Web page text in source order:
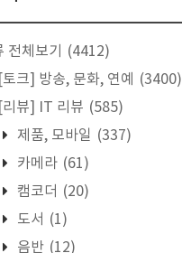
전체보기
(4412)
[토크] 방송, 문화, 연예
(3400)
[리뷰] IT 리뷰 (585)
제품, 모바일 (337)
카메라 (61)
캠코더 (20)
도서 (1)
음반 (12)